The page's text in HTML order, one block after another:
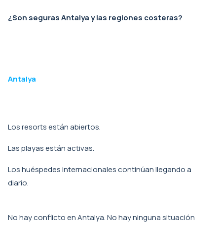
¿Son seguras Antalya y las regiones costeras?
Antalya
Los resorts están abiertos.
Las playas están activas.
Los huéspedes internacionales continúan llegando a
diario.
No hay conflicto en Antalya. No hay ninguna situación